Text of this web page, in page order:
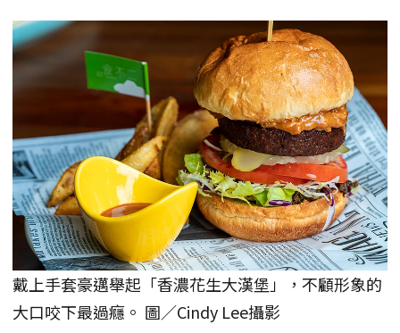
戴上手套豪邁舉起「香濃花生大漢堡」，不顧形象的
大口咬下最過癮。 圖／Cindy Lee攝影